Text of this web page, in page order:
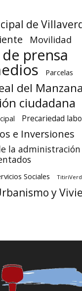
de
Movilidad
prensa
Parcelas
del
ciudadana
Precariedad
e Inversiones
la administración
Sociales
y